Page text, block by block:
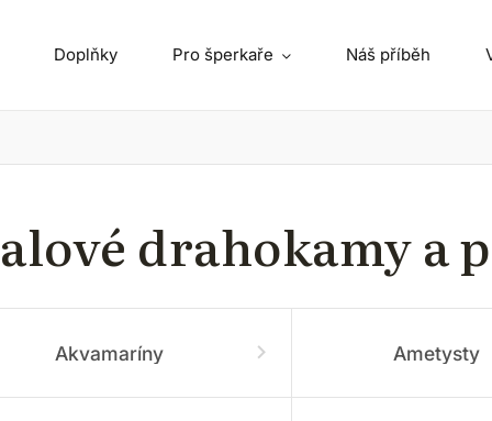
Doplňky Pro šperkaře Náš příběh
drahokamy a
Akvamaríny Ametysty